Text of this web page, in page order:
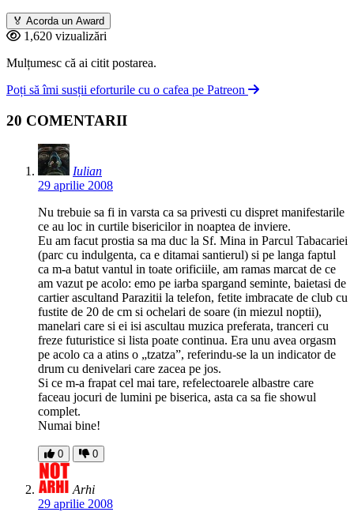
🏅 Acorda un Award
1,620 vizualizări
Mulțumesc că ai citit postarea.
Poți să îmi susții eforturile cu o cafea pe Patreon
20 COMENTARII
Iulian
29 aprilie 2008
Nu trebuie sa fi in varsta ca sa privesti cu dispret manifestarile
ce au loc in curtile bisericilor in noaptea de inviere.
Eu am facut prostia sa ma duc la Sf. Mina in Parcul Tabacariei
(parc cu indulgenta, ca e ditamai santierul) si pe langa faptul
ca m-a batut vantul in toate orificiile, am ramas marcat de ce
am vazut pe acolo: emo pe iarba spargand seminte, baietasi de
cartier ascultand Parazitii la telefon, fetite imbracate de club cu
fustite de 20 de cm si ochelari de soare (in miezul noptii),
manelari care si ei isi ascultau muzica preferata, tranceri cu
freze futuristice si lista poate continua. Era unu avea orgasm
pe acolo ca a atins o „tzatza”, referindu-se la un indicator de
drum cu denivelari care zacea pe jos.
Si ce m-a frapat cel mai tare, refelectoarele albastre care
faceau jocuri de lumini pe biserica, asta ca sa fie showul
complet.
Numai bine!
0 0
Arhi
29 aprilie 2008